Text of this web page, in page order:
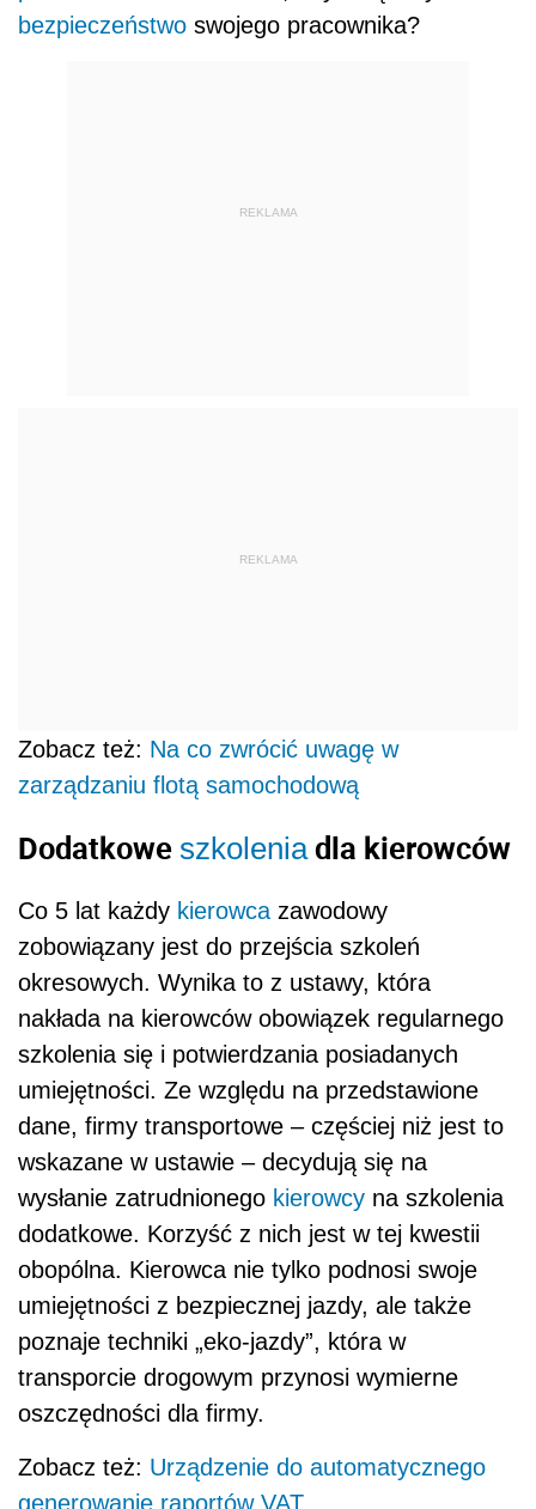
bezpieczeństwo swojego pracownika?
REKLAMA
REKLAMA
Zobacz też: Na co zwrócić uwagę w
zarządzaniu flotą samochodową
Dodatkowe szkoleniadla kierowców
Co 5 lat każdy kierowca zawodowy
zobowiązany jest do przejścia szkoleń
okresowych. Wynika to z ustawy, która
nakłada na kierowców obowiązek regularnego
szkolenia się i potwierdzania posiadanych
umiejętności. Ze względu na przedstawione
dane, firmy transportowe – częściej niż jest to
wskazane w ustawie – decydują się na
wysłanie zatrudnionego kierowcy na szkolenia
dodatkowe. Korzyść z nich jest w tej kwestii
obopólna. Kierowca nie tylko podnosi swoje
umiejętności z bezpiecznej jazdy, ale także
poznaje techniki „eko-jazdy”, która w
transporcie drogowym przynosi wymierne
oszczędności dla firmy.
Zobacz też: Urządzenie do automatycznego
generowanie raportów VAT